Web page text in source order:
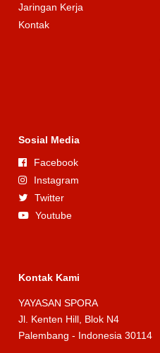
Jaringan Kerja
Kontak
Sosial Media
Facebook
Instagram
Twitter
Youtube
Kontak Kami
YAYASAN SPORA
Jl. Kenten Hill, Blok N4
Palembang - Indonesia 30114